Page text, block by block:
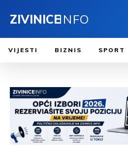
ZIVINICEINFO
VIJESTI BIZNIS SPORT